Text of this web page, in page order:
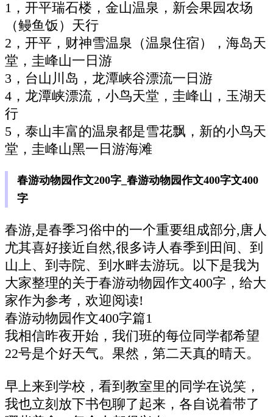
1，开平瑞石楼，金山温泉，新会果园农场
（鳗鱼饭）天行
2，开平，财神雪温泉（温泉住宿），海岛天
堂，圭峰山一日游
3，台山川岛，龙潭峡谷漂流一日游
4，龙潭峡漂流，小鸟天堂，圭峰山，玉湖天
行
5，泰山丰富的温泉都是雪花飘，新的小鸟天
堂，圭峰山黑一日游海滩
春游动物园作文200字_春游动物园作文400字文400
字
春游,是春季习俗中的一个重要组成部分,唐人
尤其喜好接近自然,很多诗人春季到田间、到
山上、到寺院、到水畔去游玩。以下是我为
大家整理的关于春游动物园作文400字，给大
家作为参考，欢迎阅读!
春游动物园作文400字篇1
我相信昨夜开始，我们班的每位同学都希望
22号是个好天气。果然，第二天真的晴天。
早上来到学校，看到教室里的同学在说笑，
我也立刻放下书包聊了起来，各自说着带了